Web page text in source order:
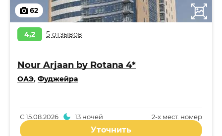
62
4,2 5 отзывов
Nour Arjaan by Rotana 4*
ОАЭ, Фуджейра
2-x мест. номер
С15.08.2026 13 ночей
Уточнить